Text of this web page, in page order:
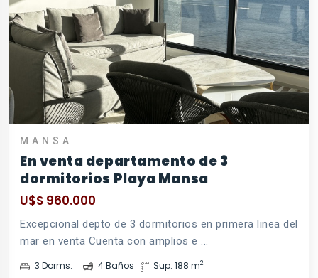
MANSA
En venta departamento de 3
dormitorios Playa Mansa
U$S 960.000
Excepcional depto de 3 dormitorios en primera linea del
mar en venta Cuenta con amplios e ...
3 Dorms. 4 Baños Sup. 188 m2